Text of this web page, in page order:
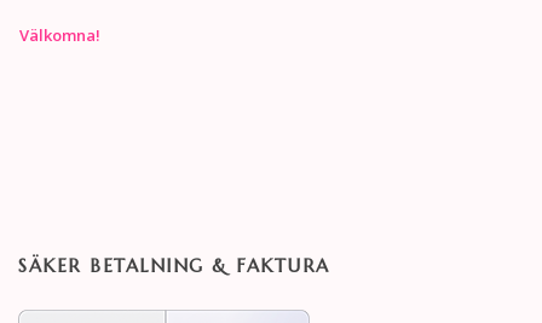
Välkomna!
SÄKER BETALNING & FAKTURA